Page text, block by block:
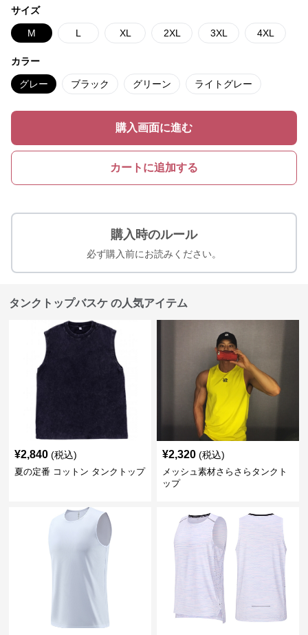
サイズ
M L XL 2XL 3XL 4XL
カラー
グレー ブラック グリーン ライトグレー
購入画面に進む
カートに追加する
購入時のルール
必ず購入前にお読みください。
タンクトップバスケ の人気アイテム
¥2,840 (税込)
夏の定番 コットン タンクトップ
¥2,320 (税込)
メッシュ素材さらさらタンクト
ップ